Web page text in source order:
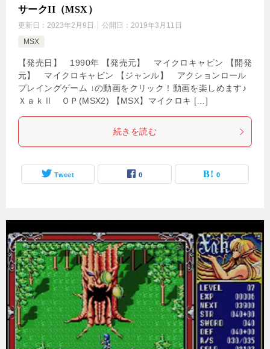
サークII（MSX）
更新日： 2023年2月9日 公開日： 2019年3月11日
MSX
【発売日】 1990年 【発売元】 マイクロキャビン 【開発
元】 マイクロキャビン 【ジャンル】 アクションロール
プレイングゲーム ↓の動画をクリック！動画を楽しめます♪
ＸａｋⅡ ＯＰ(MSX2) 【MSX】マイクロキ […]
続きを読む
Tweet 0 0